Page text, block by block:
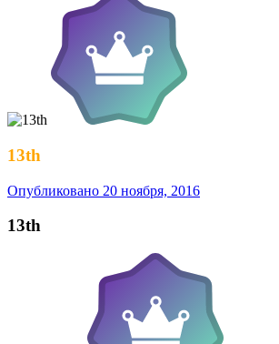
13th
Опубликовано 20 ноября, 2016
13th